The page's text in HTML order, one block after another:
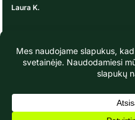
Laura K.
© TavoOda.lt 2020-2026